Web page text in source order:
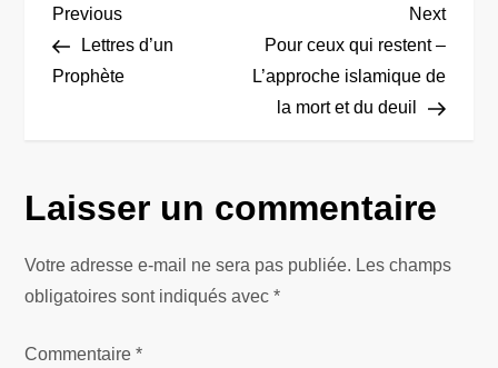
N
a
g
a
Previous
Post
Previous
Lettres d’un
Prophète
Next
Post
Next
Pour ceux qui restent –
L’approche islamique de
la mort et du deuil
Laisser un commentaire
Votre adresse e-mail ne sera pas publiée. Les champs
obligatoires sont indiqués avec*
Commentaire*